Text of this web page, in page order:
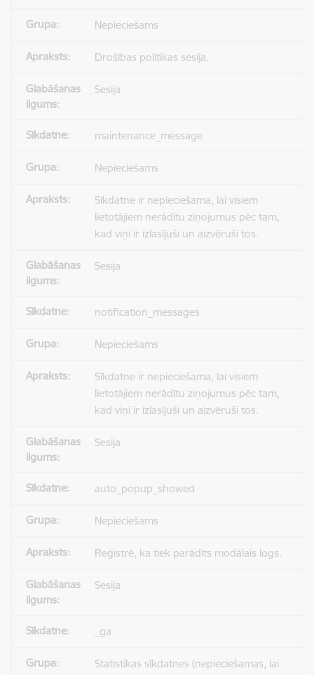
Nepieciešams
Drošības politikas sesija.
Sesija
maintenance_message
Nepieciešams
Sīkdatne ir nepieciešama, lai visiem
lietotājiem nerādītu ziņojumus pēc tam,
kad viņi ir izlasījuši un aizvēruši tos.
Sesija
notification_messages
Nepieciešams
Sīkdatne ir nepieciešama, lai visiem
lietotājiem nerādītu ziņojumus pēc tam,
kad viņi ir izlasījuši un aizvēruši tos.
Sesija
auto_popup_showed
Nepieciešams
Reģistrē, ka tiek parādīts modālais logs.
Sesija
_ga
Statistikas sīkdatnes (nepieciešamas, lai